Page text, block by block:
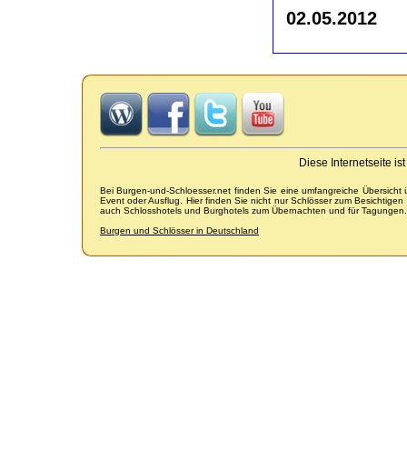
02.05.2012
Diese Internetseite
Bei Burgen-und-Schloesser.net finden Sie eine umfangreiche
Event oder Ausflug. Hier finden Sie nicht nur Schlösser zum
auch Schlosshotels und Burghotels zum Übernachten und für Tagungen.
Burgen und Schlösser in Deutschland